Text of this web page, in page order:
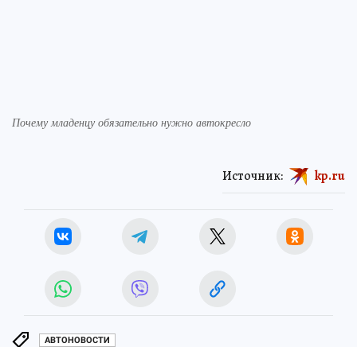
Почему младенцу обязательно нужно автокресло
Источник: kp.ru
АВТОНОВОСТИ